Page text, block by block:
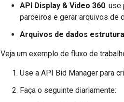
API Display & Video 360: use
parceiros e gerar arquivos de
Arquivos de dados
Veja um exemplo de fluxo de
Use a API Bid Manager para
Faça o seguinte diariamente: